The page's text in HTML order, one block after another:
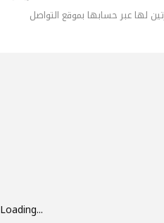
لها عبر حسابها بموقع التواصل
Loading...